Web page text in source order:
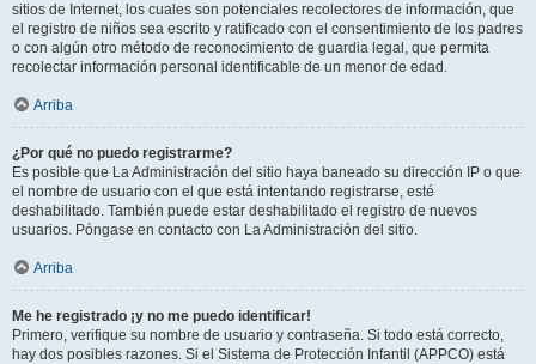
sitios de Internet, los cuales son potenciales recolectores de información, que
el registro de niños sea escrito y ratificado con el consentimiento de los padres
o con algún otro método de reconocimiento de guardia legal, que permita
recolectar información personal identificable de un menor de edad.
Arriba
¿Por qué no puedo registrarme?
Es posible que La Administración del sitio haya baneado su dirección IP o que
el nombre de usuario con el que está intentando registrarse, esté
deshabilitado. También puede estar deshabilitado el registro de nuevos
usuarios. Póngase en contacto con La Administración del sitio.
Arriba
Me he registrado ¡y no me puedo identificar!
Primero, verifique su nombre de usuario y contraseña. Si todo está correcto,
hay dos posibles razones. Si el Sistema de Protección Infantil (APPCO) está